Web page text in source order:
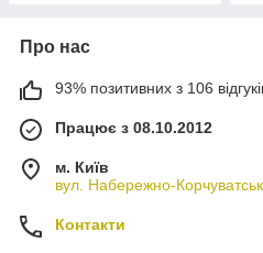
Про нас
93% позитивних з 106
Працює з 08.10.2012
м. Київ
вул. Набережно-
Контакти